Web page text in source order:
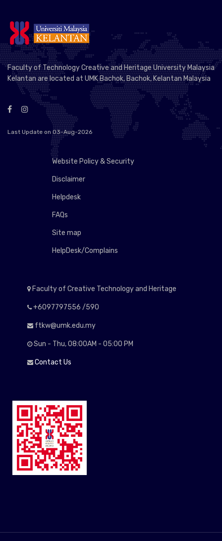
Faculty of Technology Creative and Heritage University Malaysia
Kelantan are located at UMK Bachok, Bachok, Kelantan Malaysia
Last Update on 03-Aug-2026
Website Policy & Security
Disclaimer
Helpdesk
FAQs
Site map
HelpDesk/Complains
Faculty of Creative Technology and Heritage
+6097797556 /590
ftkw@umk.edu.my
Sun - Thu, 08:00AM - 05:00 PM
Contact Us